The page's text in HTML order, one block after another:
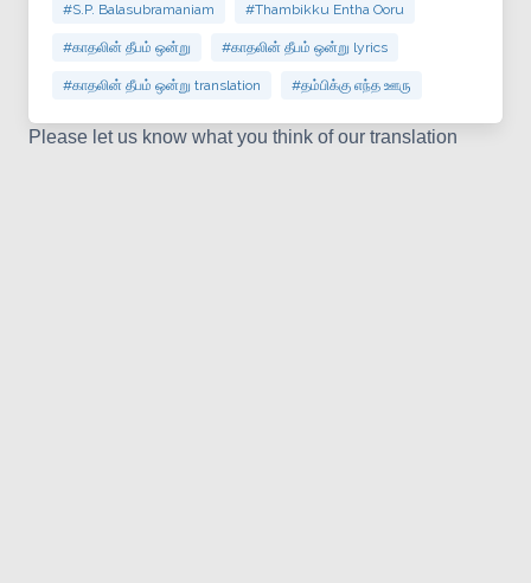
#S.P. Balasubramaniam #Thambikku Entha Ooru
#காதலின் தீபம் ஒன்று #காதலின் தீபம் ஒன்று lyrics
#காதலின் தீபம் ஒன்று translation #தம்பிக்கு எந்த ஊரு
Please let us know what you think of our translation